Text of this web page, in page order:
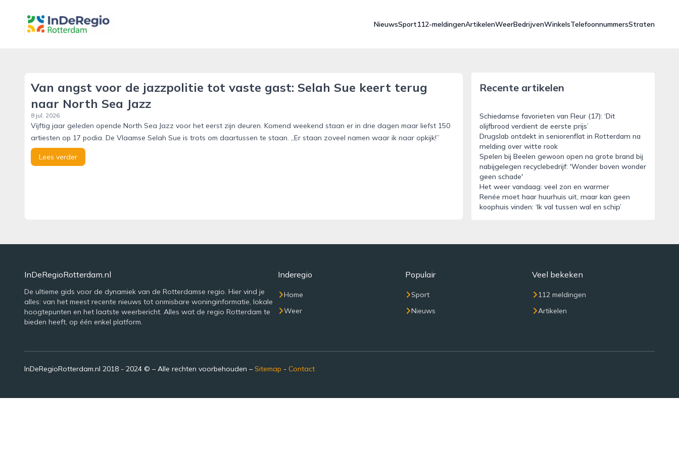
inderegiorotterdam.nl
NieuwsSport112-meldingenArtikelenWeerBedrijvenWinkelsTelefoonnummersStraten
Van angst voor de jazzpolitie tot vaste gast: Selah Sue keert terug
naar North Sea Jazz
8 jul. 2026
Vijftig jaar geleden opende North Sea Jazz voor het eerst zijn deuren. Komend weekend staan er in drie dagen maar liefst 150
artiesten op 17 podia. De Vlaamse Selah Sue is trots om daartussen te staan. „Er staan zoveel namen waar ik naar opkijk!”
Lees verder
Recente artikelen
Schiedamse favorieten van Fleur (17): ‘Dit
olijfbrood verdient de eerste prijs’
Drugslab ontdekt in seniorenflat in Rotterdam na
melding over witte rook
Spelen bij Beelen gewoon open na grote brand bij
nabijgelegen recyclebedrijf: 'Wonder boven wonder
geen schade'
Het weer vandaag: veel zon en warmer
Renée moet haar huurhuis uit, maar kan geen
koophuis vinden: ‘Ik val tussen wal en schip’
InDeRegioRotterdam.nl
De ultieme gids voor de dynamiek van de Rotterdamse regio. Hier vind je
alles: van het meest recente nieuws tot onmisbare woninginformatie, lokale
hoogtepunten en het laatste weerbericht. Alles wat de regio Rotterdam te
bieden heeft, op één enkel platform.
Inderegio
Home
Weer
Populair
Sport
Nieuws
Veel bekeken
112 meldingen
Artikelen
InDeRegioRotterdam.nl 2018 - 2024 © – Alle rechten voorbehouden – Sitemap - Contact